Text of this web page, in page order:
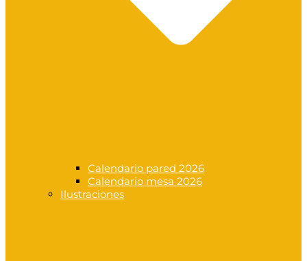
Calendario pared 2026
Calendario mesa 2026
Ilustraciones